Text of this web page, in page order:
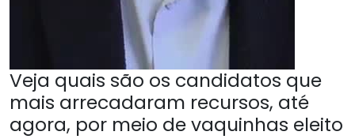
Veja quais são os candidatos que
mais arrecadaram recursos, até
agora, por meio de vaquinhas eleito